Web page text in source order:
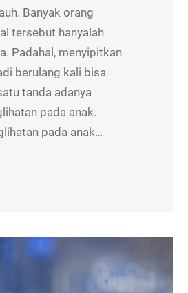
Banyak orang
tersebut hanyalah
Padahal, menyipitkan
berulang kali bisa
tanda adanya
pada anak.
pada anak…